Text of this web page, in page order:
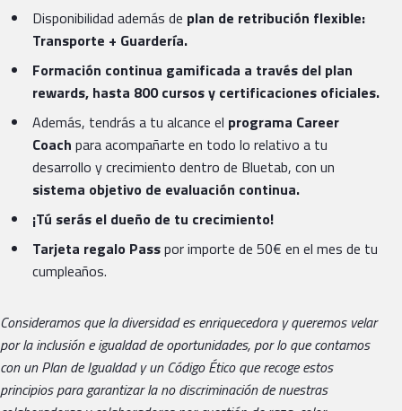
Disponibilidad además de plan de retribución flexible:
Transporte + Guardería.
Formación continua gamificada a través del plan
rewards, hasta 800 cursos y certificaciones oficiales.
Además, tendrás a tu alcance el programa Career
Coach para acompañarte en todo lo relativo a tu
desarrollo y crecimiento dentro de Bluetab, con un
sistema objetivo de evaluación continua.
¡Tú serás el dueño de tu crecimiento!
Tarjeta regalo Passpor importe de 50€ en el mes de tu
cumpleaños.
Consideramos que la diversidad es enriquecedora y queremos velar
por la inclusión e igualdad de oportunidades, por lo que contamos
con un Plan de Igualdad y un Código Ético que recoge estos
principios para garantizar la no discriminación de nuestras